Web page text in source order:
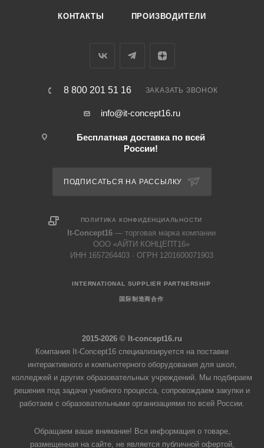
КОНТАКТЫ ПРОИЗВОДИТЕЛИ
8 800 201 51 16 ЗАКАЗАТЬ ЗВОНОК
info@it-concept16.ru
Бесплатная доставка по всей
России!
ПОДПИСАТЬСЯ НА РАССЫЛКУ
ПОЛИТИКА КОНФИДЕНЦИАЛЬНОСТИ
It-Concept16 — торговая марка компании
ООО «АЙТИ КОНЦЕПТ16»
ИНН 1657264403 · ОГРН 1201600071903
INTERNATIONAL SUPPLIER PARTNERSHIP
国际制造商合作
2015-2026 © It-concept16.ru
Компания It-Concept16 специализируется на поставке
интерактивного и компьютерного оборудования для школ,
колледжей и других образовательных учреждений. Мы подбираем
решения под задачи учебного процесса, сопровождаем закупки и
работаем с образовательными организациями по всей России.
Обращаем ваше внимание! Вся информация о товаре,
размещенная на сайте, не является публичной офертой,